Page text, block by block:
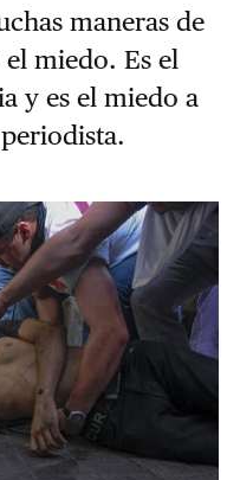
maneras de
miedo. Es el
y es el miedo a